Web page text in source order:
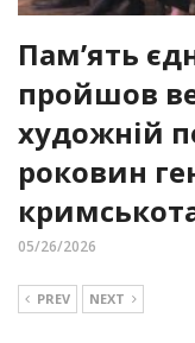
Пам’ять
пройшов
художній
роковин
05/26/2026
PREV NEXT